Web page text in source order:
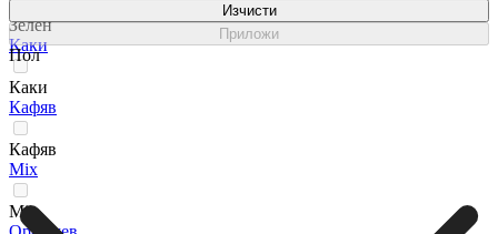
Зелен
Каки
Каки
Кафяв
Кафяв
Мix
Мix
Изчисти
Приложи
Пол